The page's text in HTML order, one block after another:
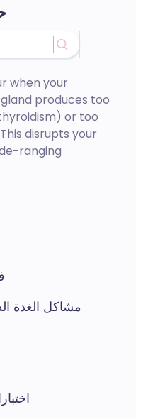
when your
produces too
or too
disrupts your
ranging
مشاكل الغدة